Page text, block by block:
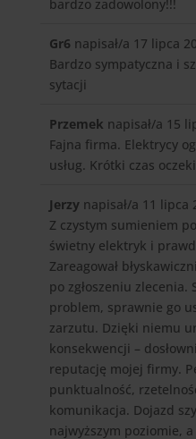
bardzo zadowolony!!!
Gr6 napisał/a 17 lipca
Bardzo sympatyczna i
sytacji
Przemek napisał/a 15
Fajna firma. Elektrycy
usług. Krótki czas
Jerzy napisał/a 11 lipca
Z czystym sumieniem
świetny elektryk i
Zareagował
po zgłoszeniu zlecenia.
problem, sprawnie go
zarzutu. Dzięki niemu
konsekwencji –
reputację mojej firmy.
punktualność,
komunikacja. Dojazd
najwyższym poziomie,